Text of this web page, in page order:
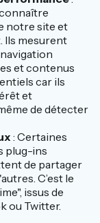
notre site et
Ils mesurent
et contenus
car ils
et
de détecter
: Certaines
plug-ins
de partager
C’est le
issus de
ou Twitter.